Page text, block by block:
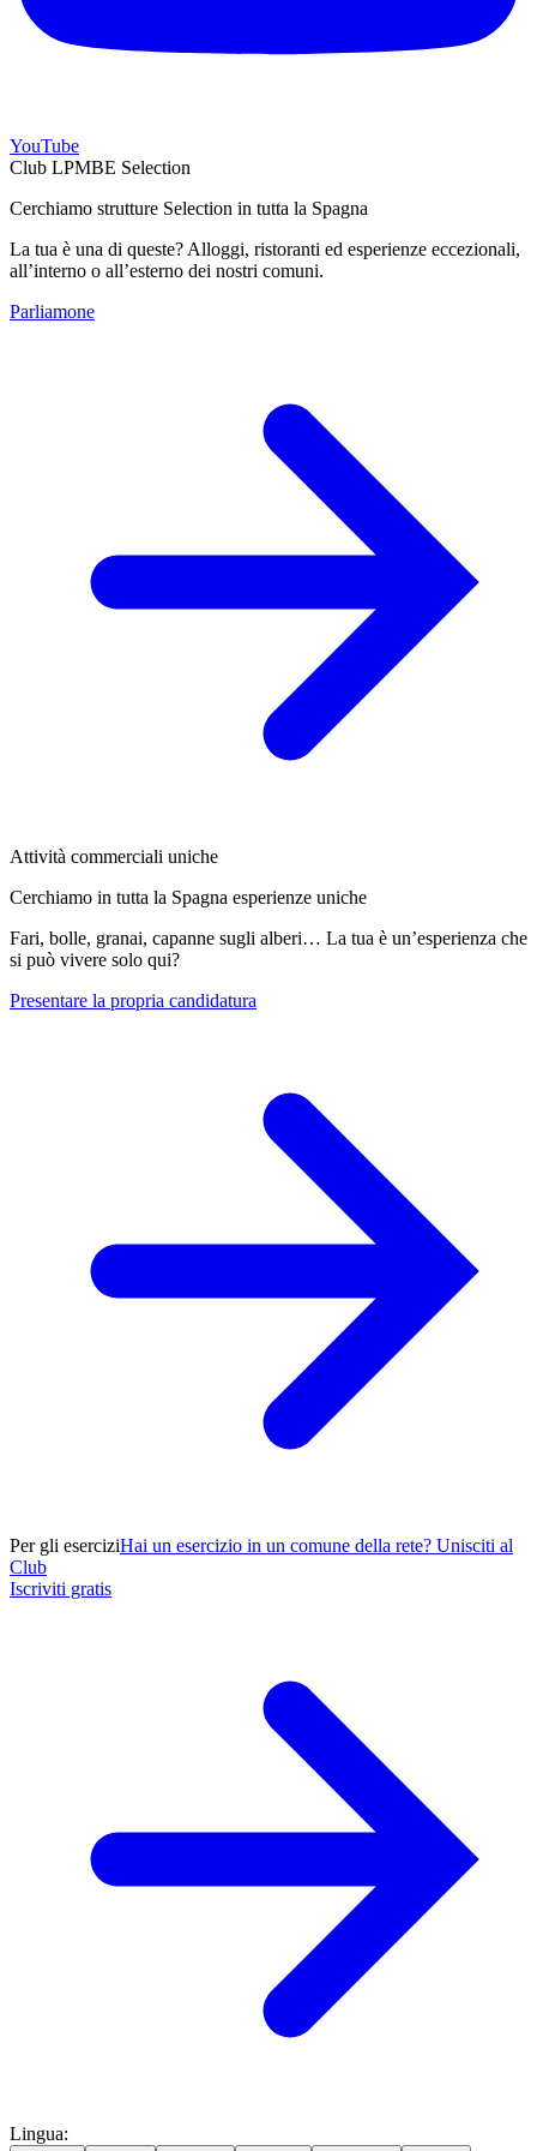
YouTube
Club LPMBE Selection
Cerchiamo strutture Selection in tutta la Spagna
La tua è una di queste? Alloggi, ristoranti ed esperienze eccezionali,
all’interno o all’esterno dei nostri comuni.
Parliamone
Attività commerciali uniche
Cerchiamo in tutta la Spagna esperienze uniche
Fari, bolle, granai, capanne sugli alberi… La tua è un’esperienza che
si può vivere solo qui?
Presentare la propria candidatura
Per gli eserciziHai un esercizio in un comune della rete? Unisciti al
Club
Iscriviti gratis
Lingua: